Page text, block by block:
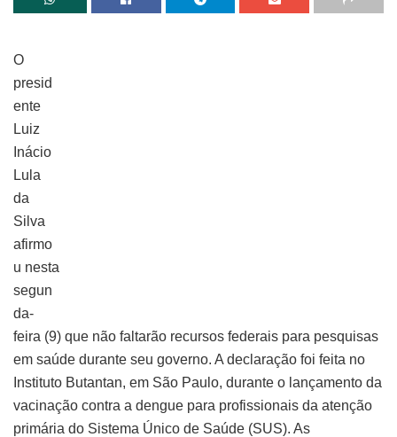
O
presid
ente
Luiz
Inácio
Lula
da
Silva
afirmo
u nesta
segun
da-
feira (9) que não faltarão recursos federais para pesquisas
em saúde durante seu governo. A declaração foi feita no
Instituto Butantan, em São Paulo, durante o lançamento da
vacinação contra a dengue para profissionais da atenção
primária do Sistema Único de Saúde (SUS). As